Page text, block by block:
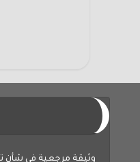
وثيقة مرجعية في شأن